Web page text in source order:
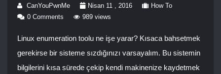
CanYouPwnMe Nisan 11 , 2016
How To
0 Comments
989 views
Linux enumeration toolu ne işe yarar? Kısaca bahsetmek
gerekirse bir sisteme sızdığınızı varsayalım. Bu sistemin
bilgilerini kısa sürede çekip kendi makinenize kaydetmek